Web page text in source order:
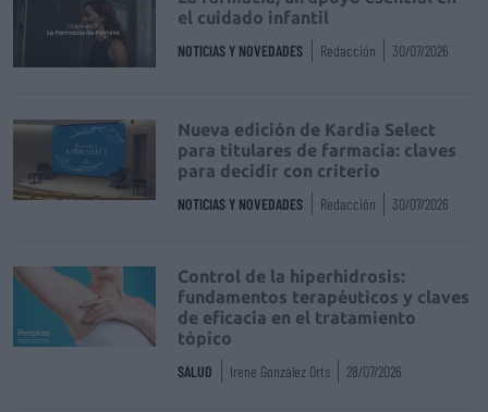
el cuidado infantil
NOTICIAS Y NOVEDADES Redacción 30/07/2026
Nueva edición de Kardia Select
para titulares de farmacia: claves
para decidir con criterio
NOTICIAS Y NOVEDADES Redacción 30/07/2026
Control de la hiperhidrosis:
fundamentos terapéuticos y claves
de eficacia en el tratamiento
tópico
SALUD Irene González Orts 28/07/2026